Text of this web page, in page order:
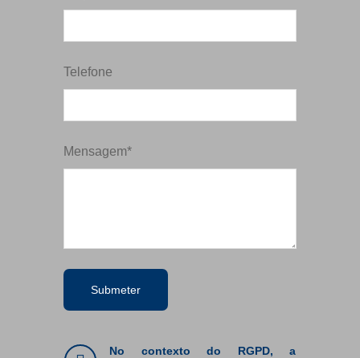
Telefone
Mensagem*
No contexto do RGPD, a